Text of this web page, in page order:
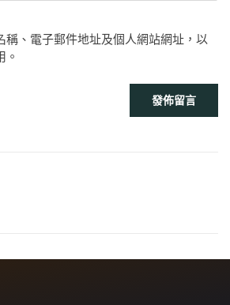
稱、電子郵件地址及個人網站網址，以
。